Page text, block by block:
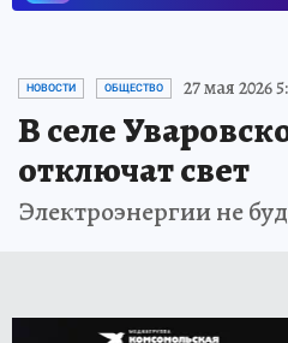
НОВОСТИ ОБЩЕСТВО 27 мая 2026
В селе
отключат свет
Электроэнергии не